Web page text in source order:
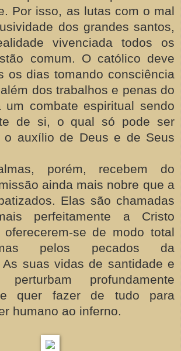
Por isso, as lutas com o mal
dos grandes santos,
vivenciada todos os
comum. O católico deve
os dias tomando consciência
dos trabalhos e penas do
combate espiritual sendo
de si, o qual só pode ser
o auxílio de Deus e de Seus
porém, recebem do
ainda mais nobre que a
Elas são chamadas
perfeitamente a Cristo
se de modo total
pelos pecados da
As suas vidas de santidade e
profundamente
quer fazer de tudo para
humano ao inferno.